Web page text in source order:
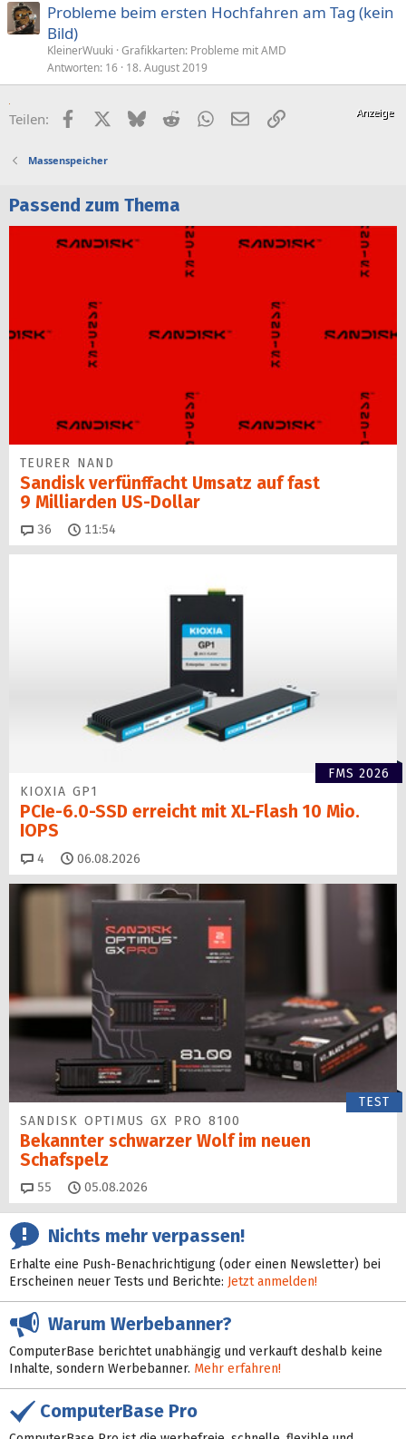
Probleme beim ersten Hochfahren am Tag (kein
Bild)
KleinerWuuki Grafikkarten: Probleme mit AMD
Antworten 16 18. August 2019
Teilen: FacebookX (Twitter)
BlueskyRedditWhatsApp
E-MailLink
Massenspeicher
Passend zum Thema
TEURER NAND
Sandisk verfünffacht Umsatz auf fast
9 Milliarden US-Dollar
36 Kommentare
11:54
FMS 2026
KIOXIA GP1
PCIe-6.0-SSD erreicht mit XL-Flash 10 Mio.
IOPS
4 Kommentare
06.08.2026
TEST
SANDISK OPTIMUS GX PRO 8100
Bekannter schwarzer Wolf im neuen
Schafspelz
55 Kommentare
05.08.2026
Nichts mehr verpassen!
Erhalte eine Push-Benachrichtigung (oder einen Newsletter) bei
Erscheinen neuer Tests und Berichte: Jetzt anmelden!
Warum Werbebanner?
ComputerBase berichtet unabhängig und verkauft deshalb keine
Inhalte, sondern Werbebanner. Mehr erfahren!
ComputerBase Pro